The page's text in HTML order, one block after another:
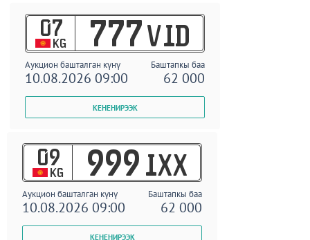
07
KG 777 VID
Аукцион башталган күнү Баштапкы баа
10.08.2026 09:00 62 000
09
KG 999 IXX
Аукцион башталган күнү Баштапкы баа
10.08.2026 09:00 62 000